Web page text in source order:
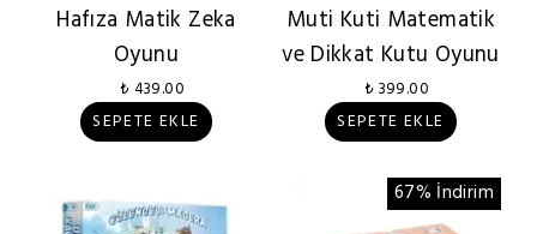
Hafıza Matik Zeka
Oyunu
₺ 439.00
SEPETE EKLE
Muti Kuti Matematik
ve Dikkat Kutu Oyunu
₺ 399.00
SEPETE EKLE
67% İndirim